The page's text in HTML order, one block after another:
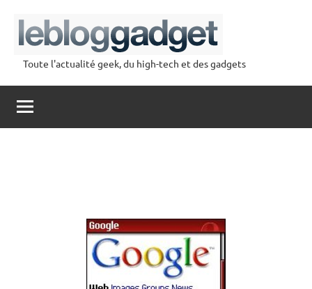
contenu
lebloggadget
Toute l'actualité geek, du high-tech et des gadgets